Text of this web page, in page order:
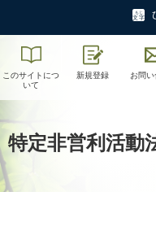
このサイトにつ
いて
新規登録 お問
特定非営利活動